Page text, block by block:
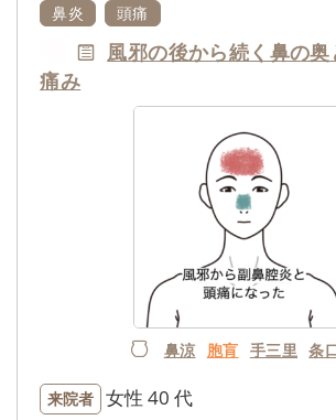
鼻炎 頭痛
風邪の後から続く鼻の
痛み
鼻涼 胞肓 手三里 条
来院者 女性 40 代